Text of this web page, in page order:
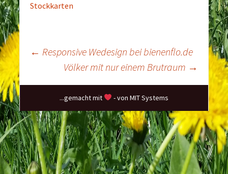
Stockkarten
Beitragsnavigation
← Responsive Wedesign bei bienenflo.de
Völker mit nur einem Brutraum →
...gemacht mit - von MIT Systems